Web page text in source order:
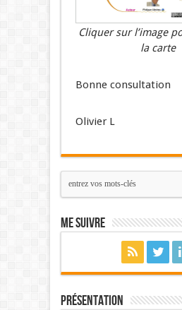
Cliquer sur l’image
la carte
Bonne consultation
Olivier L
Me suivre
Présentation